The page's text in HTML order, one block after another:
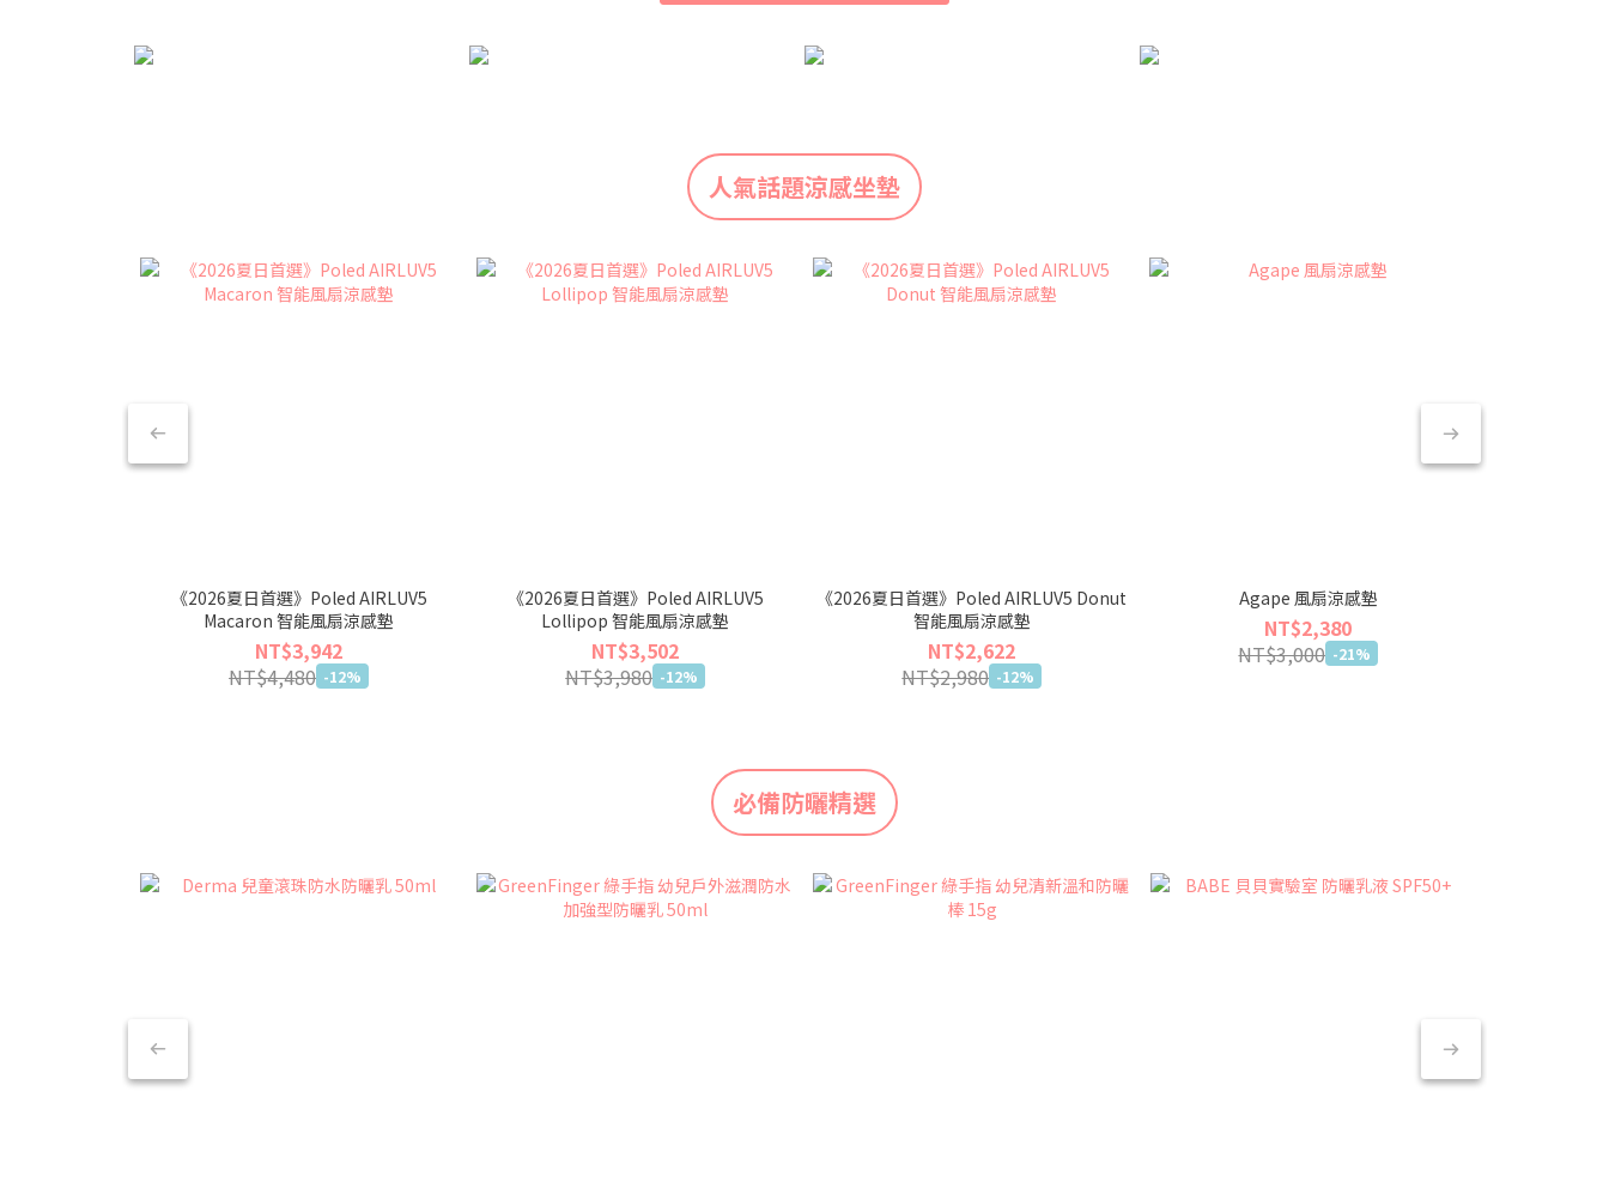
人氣話題涼感坐墊
《2026夏日首選》Poled AIRLUV5
Macaron 智能風扇涼感墊
NT$3,942
NT$4,480 -12%
《2026夏日首選》Poled AIRLUV5
Lollipop 智能風扇涼感墊
NT$3,502
NT$3,980 -12%
《2026夏日首選》Poled AIRLUV5 Donut
智能風扇涼感墊
NT$2,622
NT$2,980 -12%
Agape 風扇涼感墊
NT$2,380
NT$3,000 -21%
必備防曬精選